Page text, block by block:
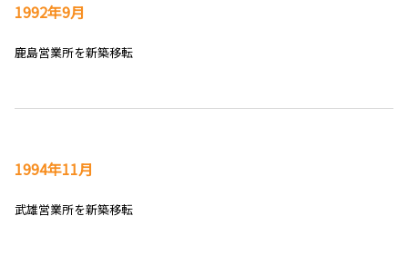
1992年9月
鹿島営業所を新築移転
1994年11月
武雄営業所を新築移転